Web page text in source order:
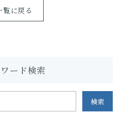
覧に戻る
ード検索
検索